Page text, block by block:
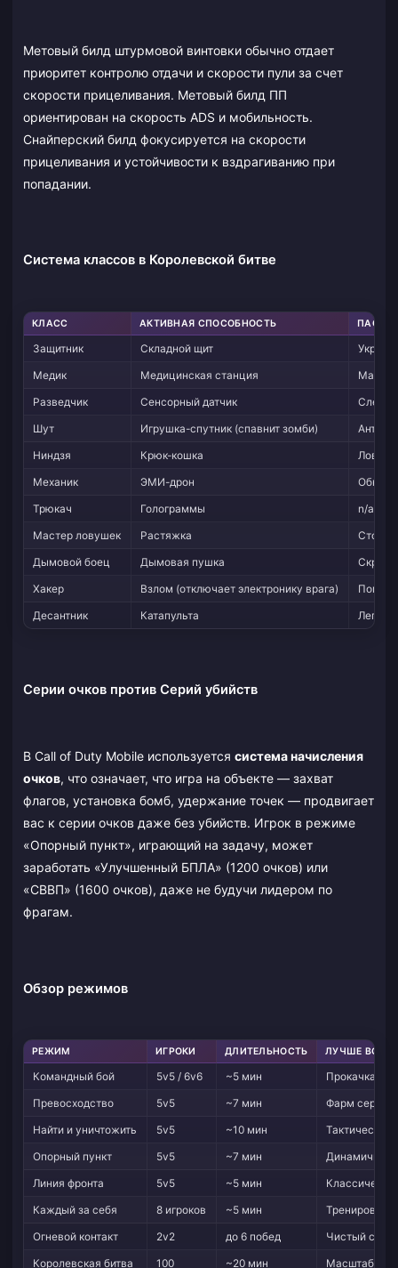
Метовый билд штурмовой винтовки обычно отдает
приоритет контролю отдачи и скорости пули за счет
скорости прицеливания. Метовый билд ПП
ориентирован на скорость ADS и мобильность.
Снайперский билд фокусируется на скорости
прицеливания и устойчивости к вздрагиванию при
попадании.
Система классов в Королевской битве
КЛАСС АКТИВНАЯ СПОСОБНОСТЬ
Защитник Складной щит
Медик
Медицинская станция
Разведчик
Сенсорный датчик
Шут
Игрушка-спутник (спавнит зомби)
Анти-
Ниндзя
Крюк-кошка
Механик
ЭМИ-дрон
Трюкач
Голограммы
n/a
Мастер ловушек
Растяжка
Дымовой боец
Дымовая пушка
Хакер
Взлом (отключает электронику врага)
Десантник
Катапульта
Серии очков против Серий убийств
В Call of Duty Mobile используется система начисления
очков, что означает, что игра на объекте — захват
флагов, установка бомб, удержание точек — продвигает
вас к серии очков даже без убийств. Игрок в режиме
«Опорный пункт», играющий на задачу, может
заработать «Улучшенный БПЛА» (1200 очков) или
«СВВП» (1600 очков), даже не будучи лидером по
фрагам.
Обзор режимов
РЕЖИМ ИГРОКИ ДЛИТЕЛЬНОСТЬ ЛУЧШЕ
Командный бой 5v5 / 6v6 ~5 мин
Прокачка
Превосходство
5v5 ~7 мин
Фарм серий
Найти и уничтожить
5v5 ~10 мин
Тактическая
Опорный пункт
5v5 ~7 мин
Динамичные
Линия фронта
5v5 ~5 мин
Каждый за себя
8 игроков ~5 мин
Тренировка
Огневой контакт
2v2 до 6 побед
Чистый
Королевская битва
100 ~20 мин Масштабная